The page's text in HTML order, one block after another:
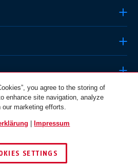
you agree to the storing of
enhance site navigation, analyze
marketing efforts.
Impressum
SETTINGS